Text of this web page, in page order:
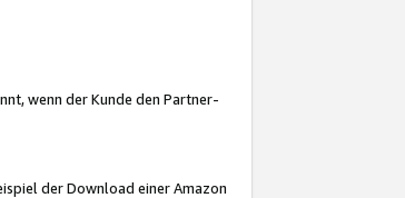
wenn der Kunde den Partner-
der Download einer Amazon